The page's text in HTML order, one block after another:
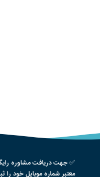
✅ جهت دریافت مشاوره
معتبر شماره موبایل خود را